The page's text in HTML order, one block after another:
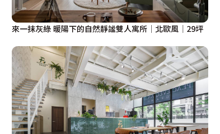
來一抹灰綠 暖陽下的自然靜謐雙人寓所│北歐風│29坪